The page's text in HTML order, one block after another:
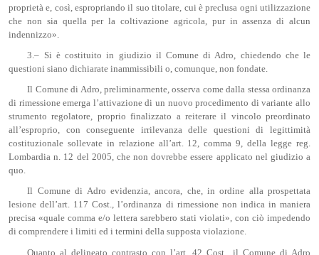
proprietà e, così, espropriando il suo titolare, cui è preclusa ogni utilizzazione
che non sia quella per la coltivazione agricola, pur in assenza di alcun
indennizzo».
3.– Si è costituito in giudizio il Comune di Adro, chiedendo che le
questioni siano dichiarate inammissibili o, comunque, non fondate.
Il Comune di Adro, preliminarmente, osserva come dalla stessa ordinanza
di rimessione emerga l’attivazione di un nuovo procedimento di variante allo
strumento regolatore, proprio finalizzato a reiterare il vincolo preordinato
all’esproprio, con conseguente irrilevanza delle questioni di legittimità
costituzionale sollevate in relazione all’art. 12, comma 9, della legge reg.
Lombardia n. 12 del 2005, che non dovrebbe essere applicato nel giudizio a
quo.
Il Comune di Adro evidenzia, ancora, che, in ordine alla prospettata
lesione dell’art. 117 Cost., l’ordinanza di rimessione non indica in maniera
precisa «quale comma e/o lettera sarebbero stati violati», con ciò impedendo
di comprendere i limiti ed i termini della supposta violazione.
Quanto al delineato contrasto con l’art. 42 Cost., il Comune di Adro